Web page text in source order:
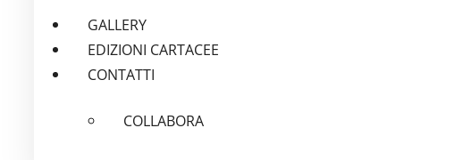
GALLERY
EDIZIONI CARTACEE
CONTATTI
COLLABORA